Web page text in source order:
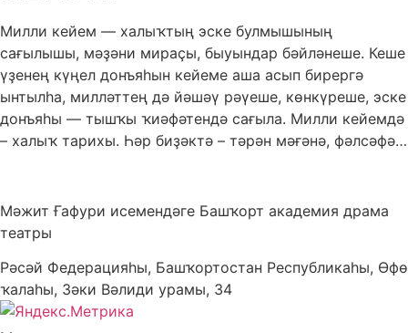
Милли кейем — халыҡтың эске булмышының
сағылышы, мәҙәни мираҫы, быуындар бәйләнеше. Кеше
үҙенең күңел донъяһын кейеме аша асып бирергә
ынтылһа, милләттең дә йәшәү рәүеше, көнкүреше, эске
донъяһы — тышҡы ҡиәфәтендә сағыла. Милли кейемдә
– халыҡ тарихы. Һәр биҙәктә – тәрән мәғәнә, фәлсәфә…
Мәжит Ғафури исемендәге Башҡорт академия драма
театры
Рәсәй Федерацияһы, Башҡортостан Республикаһы, Өфө
ҡалаһы, Зәки Вәлиди урамы, 34